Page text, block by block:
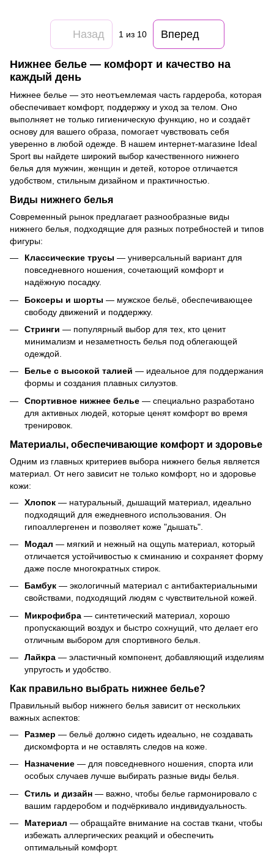
Назад 1 из 10 Вперед
Нижнее белье — комфорт и качество на
каждый день
Нижнее белье — это неотъемлемая часть гардероба, которая
обеспечивает комфорт, поддержку и уход за телом. Оно
выполняет не только гигиеническую функцию, но и создаёт
основу для вашего образа, помогает чувствовать себя
уверенно в любой одежде. В нашем интернет-магазине Ideal
Sport вы найдете широкий выбор качественного нижнего
белья для мужчин, женщин и детей, которое отличается
удобством, стильным дизайном и практичностью.
Виды нижнего белья
Современный рынок предлагает разнообразные виды
нижнего белья, подходящие для разных потребностей и типов
фигуры:
Классические трусы — универсальный вариант для
повседневного ношения, сочетающий комфорт и
надёжную посадку.
Боксеры и шорты — мужское бельё, обеспечивающее
свободу движений и поддержку.
Стринги — популярный выбор для тех, кто ценит
минимализм и незаметность белья под облегающей
одеждой.
Белье с высокой талией — идеальное для поддержания
формы и создания плавных силуэтов.
Спортивное нижнее белье — специально разработано
для активных людей, которые ценят комфорт во время
тренировок.
Материалы, обеспечивающие комфорт и здоровье
Одним из главных критериев выбора нижнего белья является
материал. От него зависит не только комфорт, но и здоровье
кожи:
Хлопок — натуральный, дышащий материал, идеально
подходящий для ежедневного использования. Он
гипоаллергенен и позволяет коже "дышать".
Модал — мягкий и нежный на ощупь материал, который
отличается устойчивостью к сминанию и сохраняет форму
даже после многократных стирок.
Бамбук — экологичный материал с антибактериальными
свойствами, подходящий людям с чувствительной кожей.
Микрофибра — синтетический материал, хорошо
пропускающий воздух и быстро сохнущий, что делает его
отличным выбором для спортивного белья.
Лайкра — эластичный компонент, добавляющий изделиям
упругость и удобство.
Как правильно выбрать нижнее белье?
Правильный выбор нижнего белья зависит от нескольких
важных аспектов:
Размер — бельё должно сидеть идеально, не создавать
дискомфорта и не оставлять следов на коже.
Назначение — для повседневного ношения, спорта или
особых случаев лучше выбирать разные виды белья.
Стиль и дизайн — важно, чтобы белье гармонировало с
вашим гардеробом и подчёркивало индивидуальность.
Материал — обращайте внимание на состав ткани, чтобы
избежать аллергических реакций и обеспечить
оптимальный комфорт.